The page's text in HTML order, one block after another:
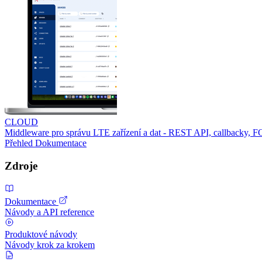
CLOUD
Middleware pro správu LTE zařízení a dat - REST API, callbacky,
Přehled Dokumentace
Zdroje
Dokumentace
Návody a API reference
Produktové návody
Návody krok za krokem